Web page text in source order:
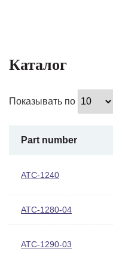
Каталог
Показывать по
Part number
ATC-1240
ATC-1280-04
ATC-1290-03